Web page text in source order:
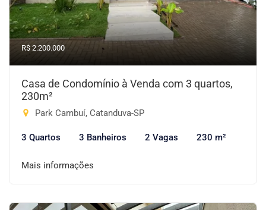
R$ 2.200.000
Casa de Condomínio à Venda com 3 quartos,
230m²
Park Cambuí, Catanduva-SP
3 Quartos 3 Banheiros 2 Vagas 230 m²
Mais informações